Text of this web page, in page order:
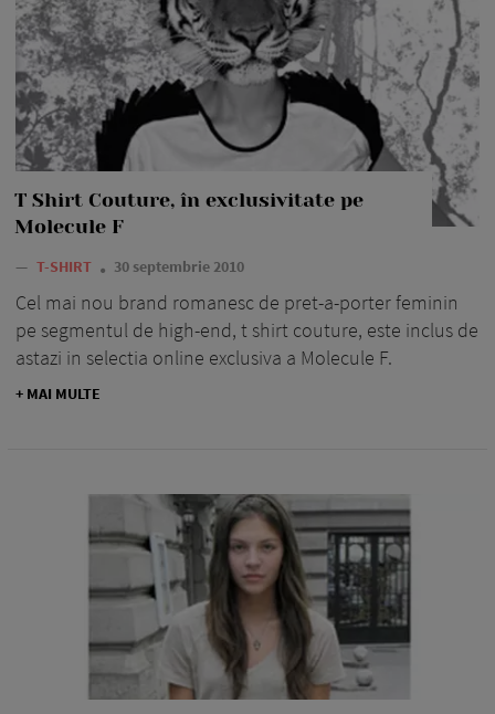
T Shirt Couture, în exclusivitate pe
Molecule F
— T-SHIRT 30 septembrie 2010
Cel mai nou brand romanesc de pret-a-porter feminin
pe segmentul de high-end, t shirt couture, este inclus de
astazi in selectia online exclusiva a Molecule F.
+ MAI MULTE